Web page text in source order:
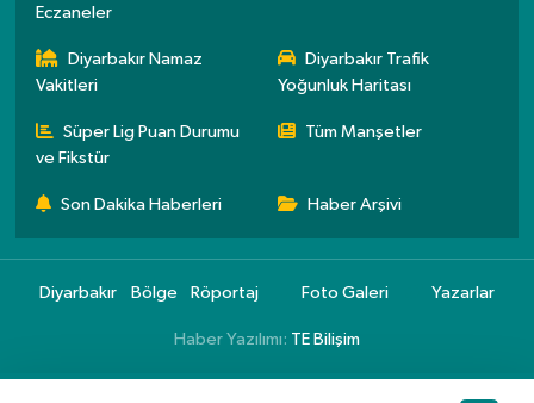
Eczaneler
Diyarbakır Namaz
Vakitleri
Diyarbakır Trafik
Yoğunluk Haritası
Süper Lig Puan Durumu
ve Fikstür
Tüm Manşetler
Son Dakika Haberleri Haber Arşivi
Diyarbakır Bölge Röportaj Foto Galeri Yazarlar
Haber Yazılımı: TE Bilişim